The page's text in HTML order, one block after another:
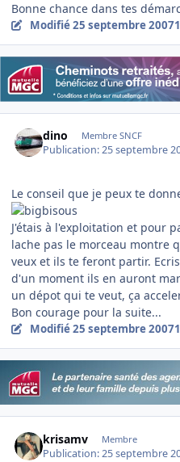
Bonne chance dans tes
Modifié25 septembre 2007
dino Membre SNCF
Publication:25 septembre
Le conseil que je peux te
J'étais à l'exploitation et pour
lache pas le morceau montre
veux et ils te feront partir.
d'un moment ils en auront
un dépot qui te veut, ça
Bon courage pour la suite...
Modifié25 septembre 2007
krisamv Membre
Publication:25 septembre